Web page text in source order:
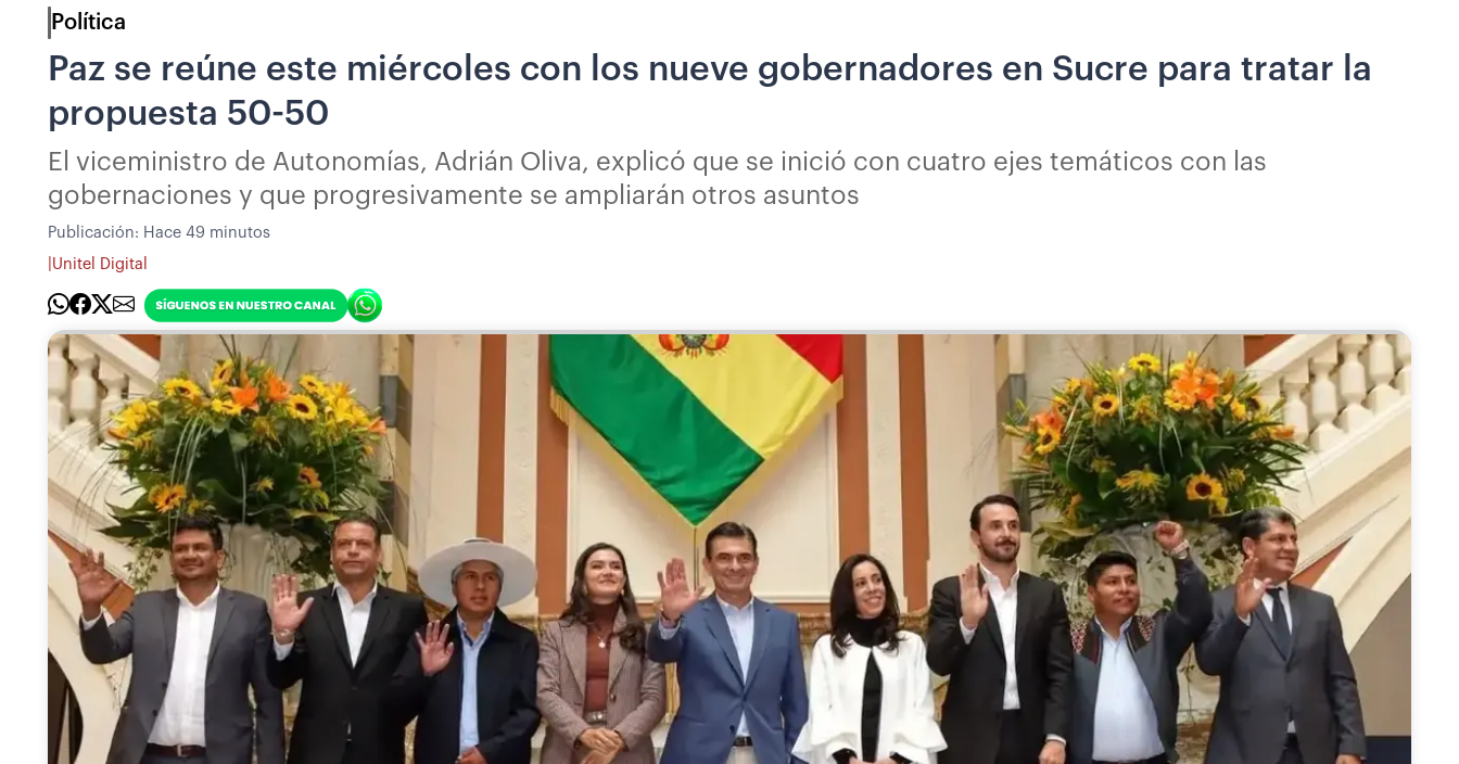
Política
Paz se reúne este miércoles con los nueve gobernadores en Sucre para tratar la
propuesta 50-50
El viceministro de Autonomías, Adrián Oliva, explicó que se inició con cuatro ejes temáticos con las
gobernaciones y que progresivamente se ampliarán otros asuntos
Publicación: Hace 49 minutos
Unitel Digital